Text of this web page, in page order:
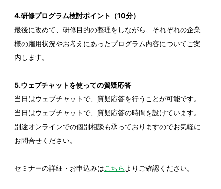
4.研修プログラム検討ポイント（10分）
最後に改めて、研修目的の整理をしながら、それぞれの企業
様の雇用状況やお考えにあったプログラム内容についてご案
内します。
5.ウェブチャットを使っての質疑応答
当日はウェブチャットで、質疑応答を行うことが可能です。
当日はウェブチャットで、質疑応答の時間を設けています。
別途オンラインでの個別相談も承っておりますのでお気軽に
お問合せください。
セミナーの詳細・お申込みはこちら よりご確認ください。